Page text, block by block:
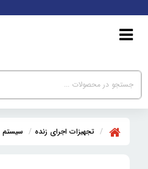
تجهیزات اجرای زنده